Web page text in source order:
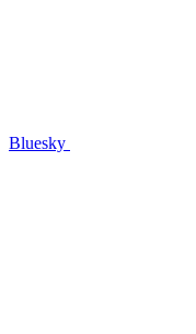
Bluesky